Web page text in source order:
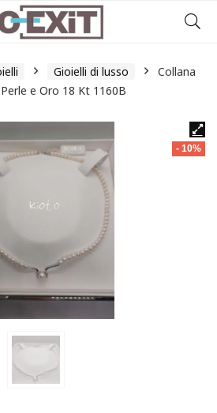
Gioielli di lusso
Collana
e Oro 18 Kt 1160B
- 10%